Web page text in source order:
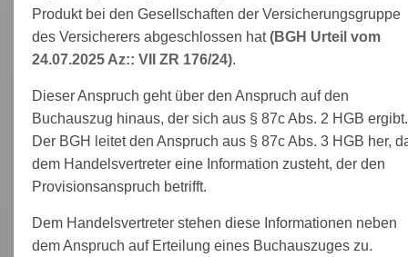
Produkt bei den Gesellschaften der Versicherungsgruppe
des Versicherers abgeschlossen hat(BGH Urteil vom
24.07.2025 Az:: VII ZR 176/24).
Dieser Anspruch geht über den Anspruch auf den
Buchauszug hinaus, der sich aus § 87c Abs. 2 HGB ergibt.
Der BGH leitet den Anspruch aus § 87c Abs. 3 HGB her,
dem Handelsvertreter eine Information zusteht, der den
Provisionsanspruch betrifft.
Dem Handelsvertreter stehen diese Informationen neben
dem Anspruch auf Erteilung eines Buchauszuges zu.